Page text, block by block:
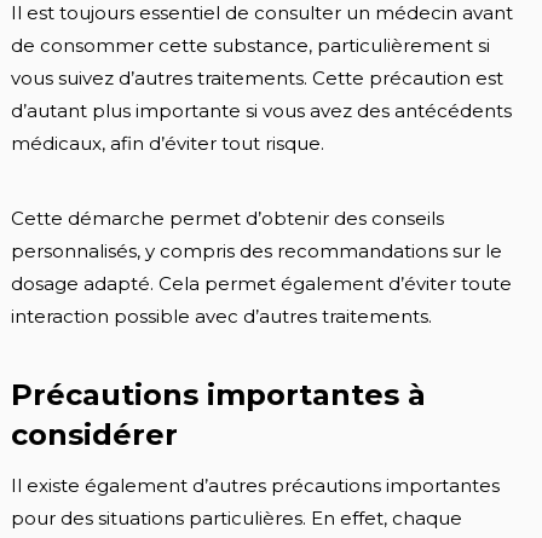
Il est toujours essentiel de consulter un médecin avant
de consommer cette substance, particulièrement si
vous suivez d’autres traitements. Cette précaution est
d’autant plus importante si vous avez des antécédents
médicaux, afin d’éviter tout risque.
Cette démarche permet d’obtenir des conseils
personnalisés, y compris des recommandations sur le
dosage adapté. Cela permet également d’éviter toute
interaction possible avec d’autres traitements.
Précautions importantes à
considérer
Il existe également d’autres précautions importantes
pour des situations particulières. En effet, chaque